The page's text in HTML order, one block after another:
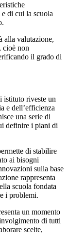
di cui la scuola
alla valutazione,
cioè non
il grado di
istituto riveste un
e dell’efficienza
una serie di
definire i piani di
di stabilire
ai bisogni
sulla base
rappresenta
scuola fondata
i problemi.
un momento
di tutti
scelte,